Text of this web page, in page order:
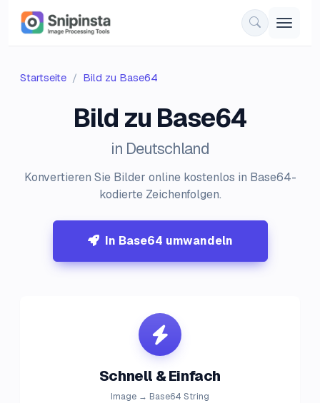
Startseite Bild zu Base64
Bild zu Base64
in Deutschland
Konvertieren Sie Bilder online kostenlos in Base64-
kodierte Zeichenfolgen.
In Base64 umwandeln
Schnell & Einfach
Image → Base64 String